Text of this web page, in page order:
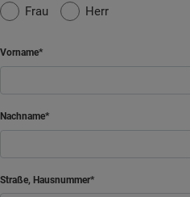
Frau Herr
Vorname
Nachname
Straße, Hausnummer